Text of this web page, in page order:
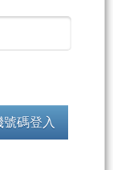
金明顯轉趨
至25,466
逾4,600億
碼登入